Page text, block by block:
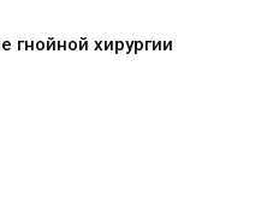
гнойной хирургии